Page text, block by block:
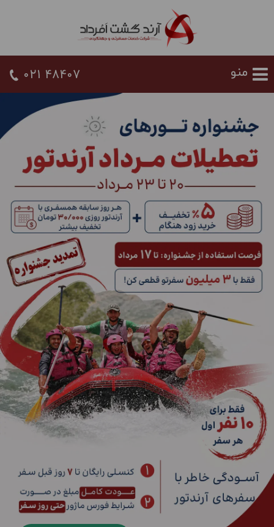
021 48407